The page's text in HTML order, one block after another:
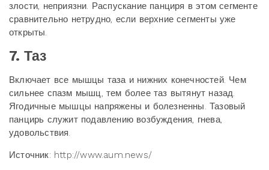
злости, неприязни. Распускание панциря в этом сегменте
сравнительно нетрудно, если верхние сегменты уже
открыты.
7. Таз
Включает все мышцы таза и нижних конечностей. Чем
сильнее спазм мышц, тем более таз вытянут назад.
Ягодичные мышцы напряжены и болезненны. Тазовый
панцирь служит подавлению возбуждения, гнева,
удовольствия.
Источник: http://www.aum.news/